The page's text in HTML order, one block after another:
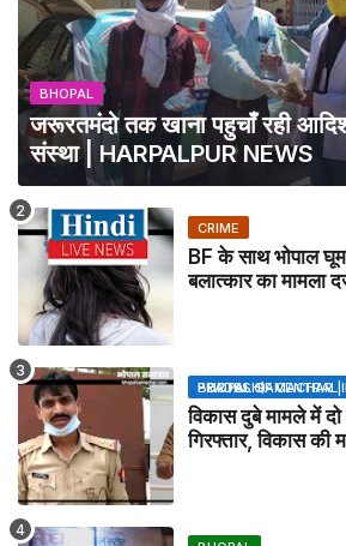
BHOPAL
जरूरतमंदो तक खाना पहुचाँ रही
संस्था | HARPALPUR NEWS
CRIME
BF के साथ भोपाल
बलात्कार का मामला
BHOPAL SAMACHAR | NO 1 HINDI NEWS PORTAL OF CENTRAL INDIA (MADHYA PRADESH)
विकास दुबे मामले में
गिरफ्तार, विकास